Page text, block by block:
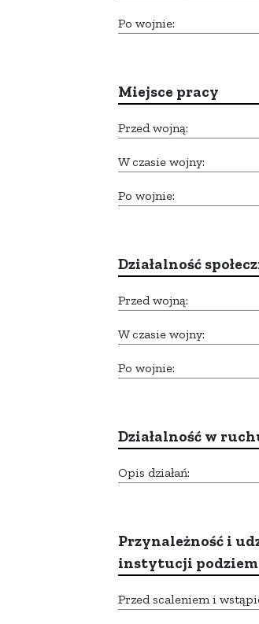
Po wojnie:
Miejsce pracy
Przed wojną:
W czasie wojny:
Po wojnie:
Działalność
Przed wojną:
W czasie wojny:
Po wojnie:
Działalność w
Opis działań:
Przynależność i
instytucji
Przed scaleniem i